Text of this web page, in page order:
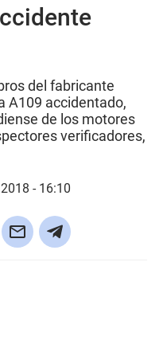
del fabricante
A109 accidentado,
de los motores
verificadores,
- 16:10